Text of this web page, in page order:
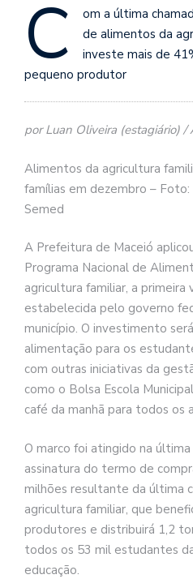
C
om a última
de alimentos da
investe mais de
pequeno produtor
por Luan Oliveira (estagiário) /
Alimentos da agricultura
famílias em dezembro – Foto:
Semed
A Prefeitura de Maceió
Programa Nacional de
agricultura familiar, a
estabelecida pelo governo
município. O investimento
alimentação para os
com outras iniciativas da
como o Bolsa Escola
café da manhã para todos os
O marco foi atingido na
assinatura do termo de
milhões resultante da última
agricultura familiar, que
produtores e distribuirá 1,2
todos os 53 mil estudantes
educação.